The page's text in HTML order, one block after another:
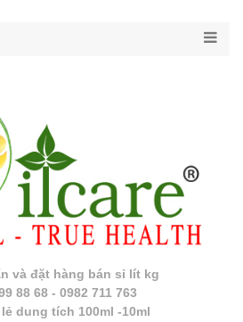
và đặt hàng bán sỉ lít kg
88 68 - 0982 711 763
lẻ dung tích 100ml -10ml